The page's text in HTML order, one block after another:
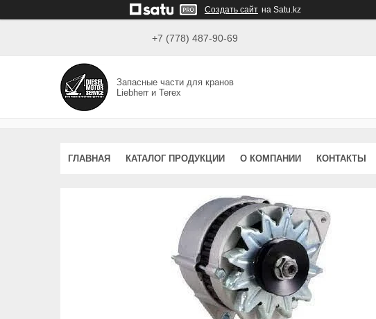
Создать сайт на Satu.kz
+7 (778) 487-90-69
Запасные части для кранов
Liebherr и Terex
ГЛАВНАЯ КАТАЛОГ ПРОДУКЦИИ О КОМПАНИИ КОНТАКТЫ